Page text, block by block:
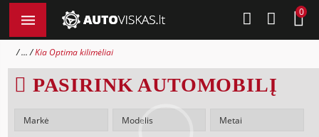
0
... Kia Optima kilimėliai
PASIRINK AUTOMOBILĮ